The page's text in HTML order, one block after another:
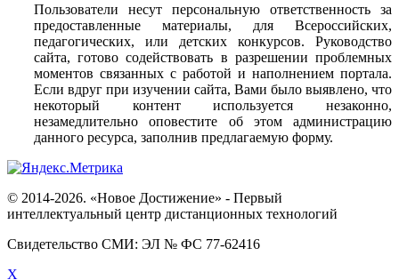
Пользователи несут персональную ответственность за
предоставленные материалы, для Всероссийских,
педагогических, или детских конкурсов. Руководство
сайта, готово содействовать в разрешении проблемных
моментов связанных с работой и наполнением портала.
Если вдруг при изучении сайта, Вами было выявлено, что
некоторый контент используется незаконно,
незамедлительно оповестите об этом администрацию
данного ресурса, заполнив предлагаемую форму.
© 2014-2026. «Новое Достижение» - Первый
интеллектуальный центр дистанционных технологий
Свидетельство СМИ: ЭЛ № ФС 77-62416
X